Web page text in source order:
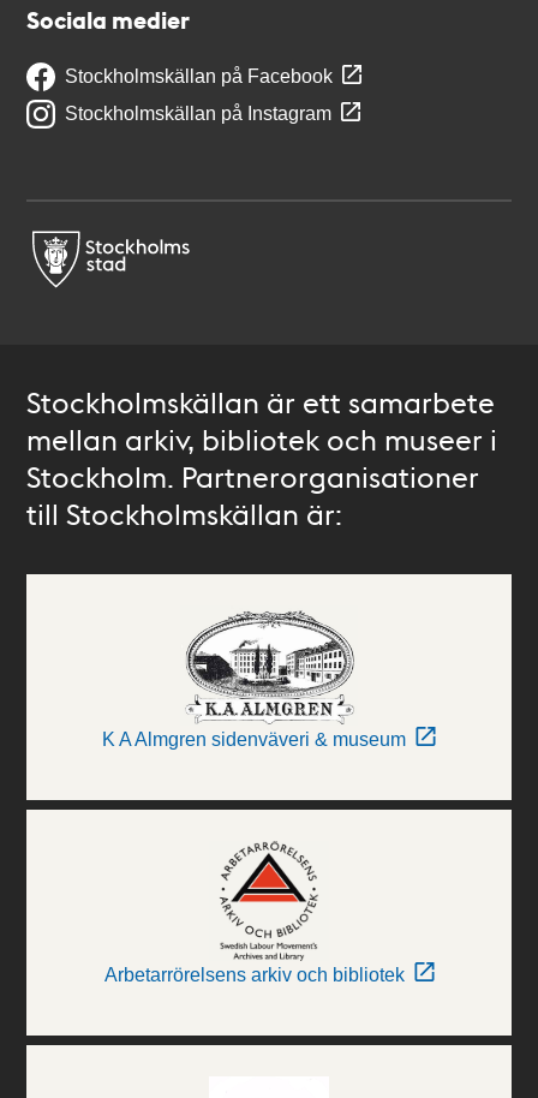
Sociala medier
Stockholmskällan på Facebook
Stockholmskällan på Instagram
Stockholmskällan är ett samarbete
mellan arkiv, bibliotek och museer i
Stockholm. Partnerorganisationer
till Stockholmskällan är:
K A Almgren sidenväveri & museum
Arbetarrörelsens arkiv och bibliotek